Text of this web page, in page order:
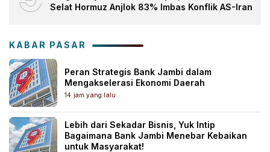
Selat Hormuz Anjlok 83% Imbas Konflik AS-Iran
KABAR PASAR
Peran Strategis Bank Jambi dalam
Mengakselerasi Ekonomi Daerah
14 jam yang lalu
Lebih dari Sekadar Bisnis, Yuk Intip
Bagaimana Bank Jambi Menebar Kebaikan
untuk Masyarakat!